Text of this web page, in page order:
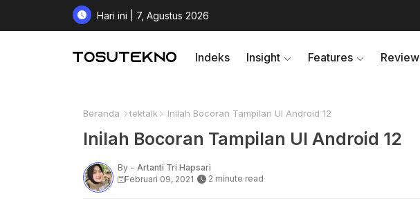
Hari ini | 7, Agustus 2026
Indeks Insight Features Review
Beranda tektalk Inilah Bocoran Tampilan UI Android 12
Inilah Bocoran Tampilan UI Android 12
By - Artanti Tri Hapsari
Februari 09, 2021
2 minute read